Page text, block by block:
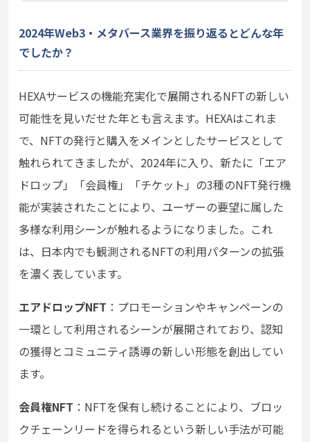
2024年Web3・メタバース業界を振り返るとどんな年
でしたか？
HEXAサービスの機能充実化で展開されるNFTの新しい
可能性を見いだせた年とも言えます。HEXAはこれま
で、NFTの発行と購入をメインとしたサービスとして
触れられてきましたが、2024年に入り、新たに「エア
ドロップ」「会員権」「チケット」の3種のNFT発行機
能が実装されたことにより、ユーザーの要望に属した
多様な利用シーンが触れるようになりました。これ
は、日本内でも観測されるNFTの利用パターンの拡張
を濃く表しています。
エアドロップNFT ：プロモーションやキャンペーンの
一環として利用されるシーンが展開されており、認知
の獲得とコミュニティ誘導の新しい形態を創出してい
ます。
会員権NFT ：NFTを保有し続けることにより、ブロッ
クチェーンリードを得られるという新しい手法が可能